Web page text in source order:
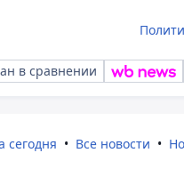
в сравнении
сегодня Все новости